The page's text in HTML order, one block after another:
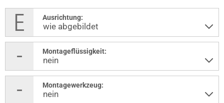
Ausrichtung:
Montageflüssigkeit:
Montagewerkzeug: